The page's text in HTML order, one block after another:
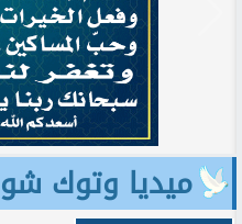
ميديا وتوك شو